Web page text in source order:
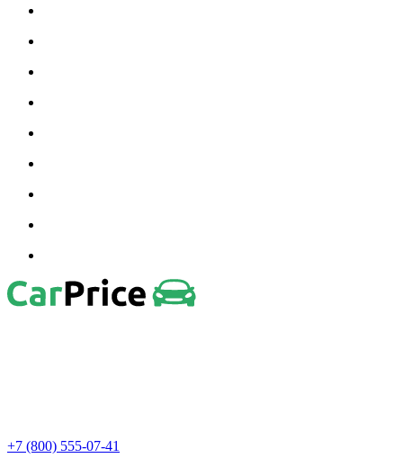
+7 (800) 555-07-41